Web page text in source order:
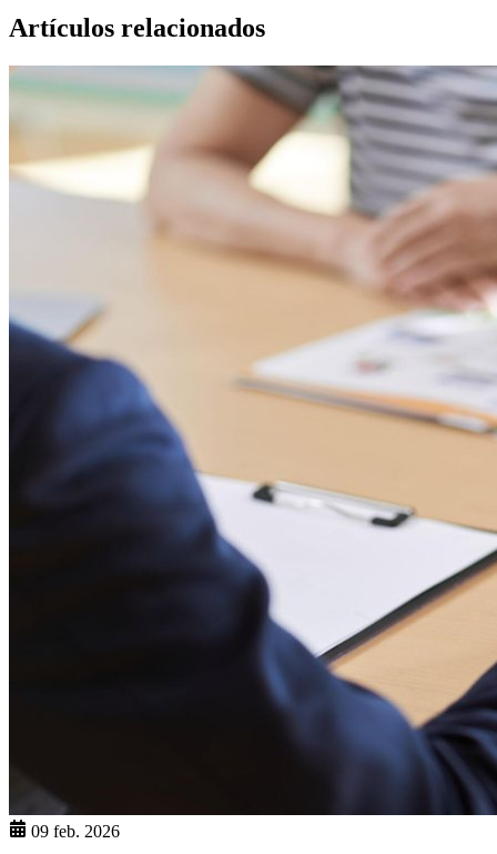
Artículos relacionados
09 feb. 2026